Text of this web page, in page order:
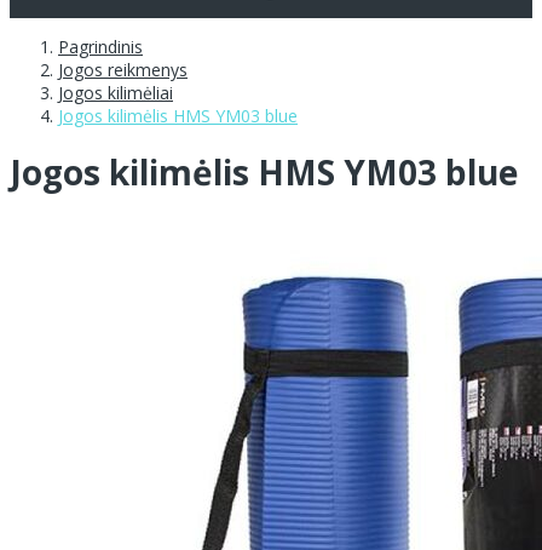
Pagrindinis
Jogos reikmenys
Jogos kilimėliai
Jogos kilimėlis HMS YM03 blue
Jogos kilimėlis HMS YM03 blue